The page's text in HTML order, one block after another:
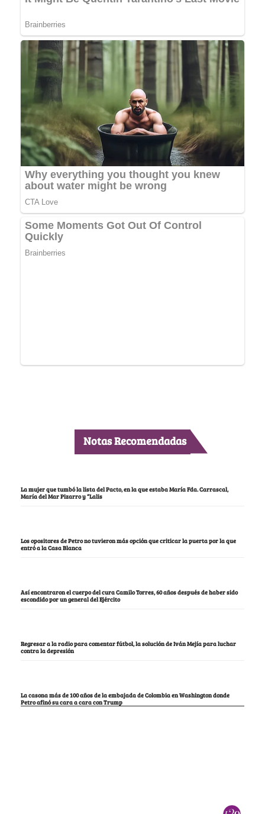
Notas Recomendadas
La mujer que tumbó la lista del Pacto, en la que estaba María Fda. Carrascal,
María del Mar Pizarro y “Lalis
Los opositores de Petro no tuvieron más opción que criticar la puerta por la que
entró a la Casa Blanca
Así encontraron el cuerpo del cura Camilo Torres, 60 años después de haber sido
escondido por un general del Ejército
Regresar a la radio para comentar fútbol, la solución de Iván Mejía para luchar
contra la depresión
La casona más de 100 años de la embajada de Colombia en Washington donde
Petro afinó su cara a cara con Trump